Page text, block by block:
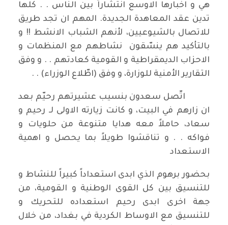
هي و اخبارها الاوسع انتشاراً بين الناس . . كلها
تدين عقد المعاهدة الجديدة. المهم ان تجد طريق
للاتصال بالشيوعيين، لأنهم الشباب الانشط !! و
بالتأكيد هم ينسّقون نشاطهم مع المنظمات و
الاحزاب الديمقراطية و القومية كعادتهم . . و وفق
التقارير الأمنية للوزارة، و وفق (اطّلاع الوزراء) . .
اتّصل سعدون بنسيب عشيرتهم رحيّم بعد
ان زارهم في البيت، و كانت زيارته الاولى لـ رحيم و
سعاد، حاملاً معه هدايا متنوعة من حلويات و
فواكه . . و تناقشوا طويلاً بما يحصل و اهمية
الاستعداد
بحضور برهوم الذي ابدى استعداداً كبيراً للنشاط و
للتنسيق بين كل القوى الوطنية و القومية، من
جهة اخرى ابدى رحيم استعداده للتحريك و
للتنسيق مع الاوساط الكردية في بغداد، من خلال